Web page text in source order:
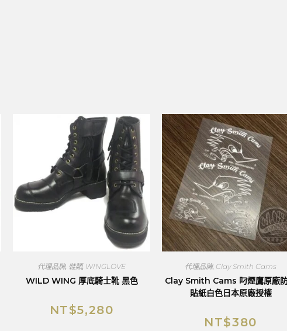
代理品牌, 鞋類, WINGLOVE
WILD WING 厚底騎士靴 黑色
NT$5,280
代理品牌, Clay Smith Cams
Clay Smith Cams 叼煙鷹原廠
貼紙白色日本原廠授權
NT$380